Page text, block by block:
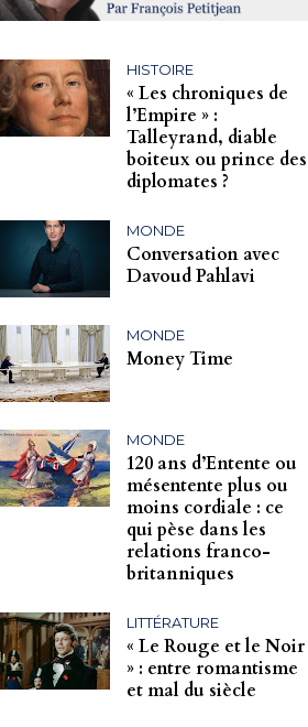
HISTOIRE
« Les chroniques de
l’Empire » :
Talleyrand, diable
boiteux ou prince des
diplomates ?
MONDE
Conversation avec
Davoud Pahlavi
MONDE
Money Time
MONDE
120 ans d’Entente ou
mésentente plus ou
moins cordiale : ce
qui pèse dans les
relations franco-
britanniques
LITTÉRATURE
« Le Rouge et le Noir
» : entre romantisme
et mal du siècle